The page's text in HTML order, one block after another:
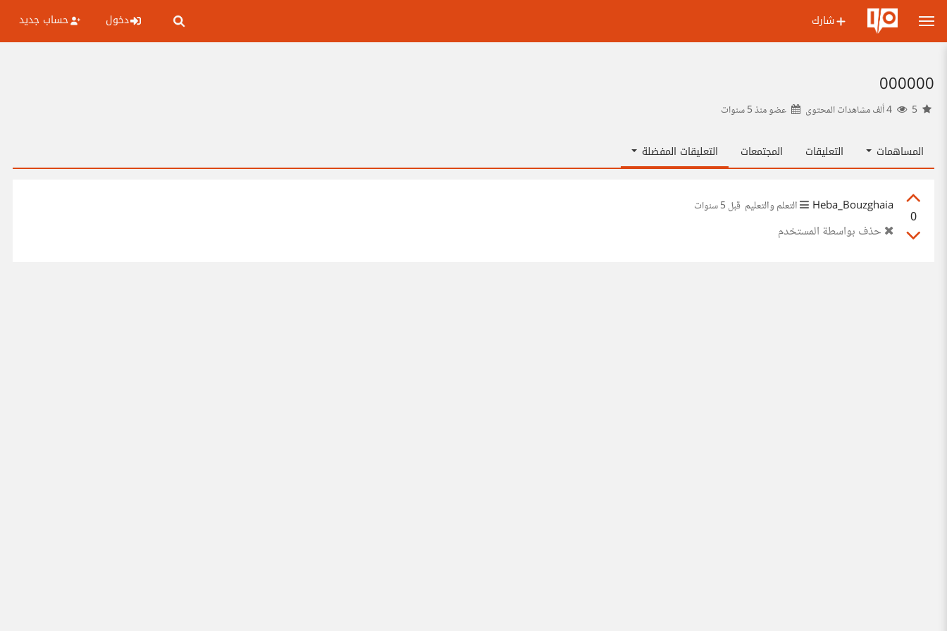
شارك دخول حساب جديد
000000
عضو منذ5 سنوات
المساهمات التعليقات المجتمعات التعليقات المفضلة
0
Heba_Bouzghaia التعلم والتعليم قبل 5 سنوات
حذف بواسطة المستخدم